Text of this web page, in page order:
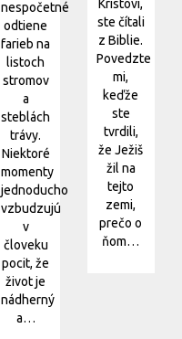
nespočetné
odtiene
farieb na
listoch
stromov
a
steblách
trávy.
Niektoré
momenty
jednoducho
vzbudzujú
v
človeku
pocit, že
život je
nádherný
a…
Kristovi,
ste čítali
z Biblie.
Povedzte
mi,
keďže
ste
tvrdili,
že Ježiš
žil na
tejto
zemi,
prečo o
ňom…